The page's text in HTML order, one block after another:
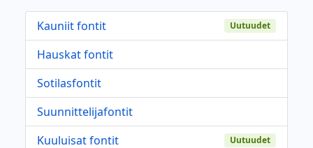
Kauniit fontit Uutuudet
Hauskat fontit
Sotilasfontit
Suunnittelijafontit
Kuuluisat fontit
Uutuudet